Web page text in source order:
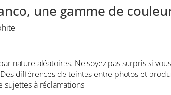
une gamme de
nature aléatoires. Ne soyez pas surpris si
différences de teintes entre photos et
sujettes à réclamations.